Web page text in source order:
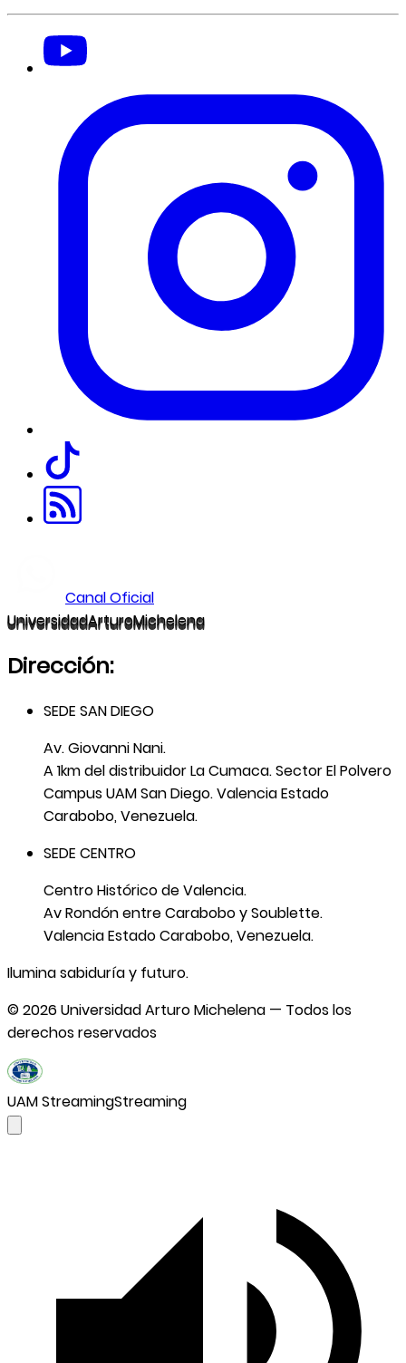
Canal Oficial
UniversidadArturoMichelena
Dirección:
SEDE SAN DIEGO
Av. Giovanni Nani.
A 1km del distribuidor La Cumaca. Sector El Polvero
Campus UAM San Diego. Valencia Estado
Carabobo, Venezuela.
SEDE CENTRO
Centro Histórico de Valencia.
Av Rondón entre Carabobo y Soublette.
Valencia Estado Carabobo, Venezuela.
Ilumina sabiduría y futuro.
©2026 Universidad Arturo Michelena — Todos los
derechos reservados
UAM StreamingStreaming